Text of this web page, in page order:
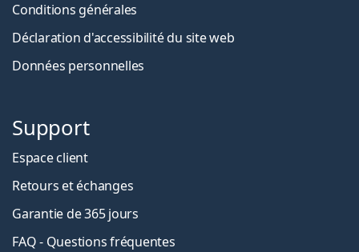
Conditions générales
Déclaration d'accessibilité du site web
Données personnelles
Support
Espace client
Retours et échanges
Garantie de 365 jours
FAQ - Questions fréquentes